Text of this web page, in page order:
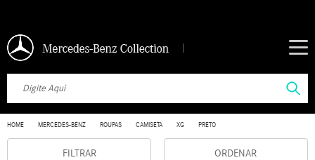
HOME MERCEDES-BENZ ROUPAS CAMISETA XG PRETO
ORDENAR
FILTRAR